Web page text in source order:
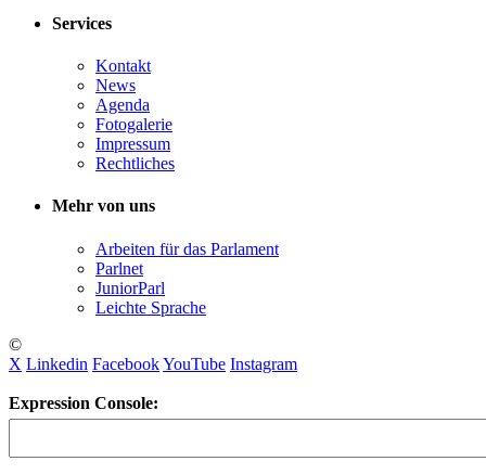
Services
Kontakt
News
Agenda
Fotogalerie
Impressum
Rechtliches
Mehr von uns
Arbeiten für das Parlament
Parlnet
JuniorParl
Leichte Sprache
©
X Linkedin FacebookYouTube Instagram
Expression Console: